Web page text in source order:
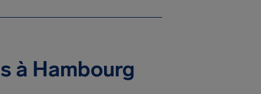
à Hambourg